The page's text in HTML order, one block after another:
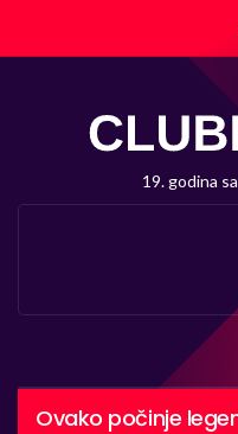
19. godina
Ovako počinje